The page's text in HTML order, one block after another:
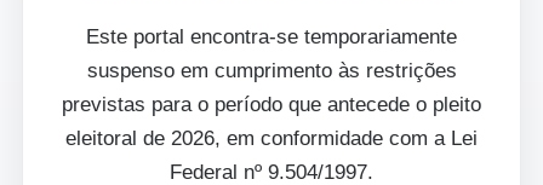
Este portal encontra-se temporariamente
suspenso em cumprimento às restrições
previstas para o período que antecede o pleito
eleitoral de 2026, em conformidade com a Lei
Federal nº 9.504/1997.